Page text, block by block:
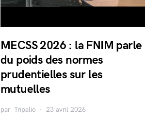
MECSS 2026 : la FNIM parle
du poids des normes
prudentielles sur les
mutuelles
par Tripalio 23 avril 2026